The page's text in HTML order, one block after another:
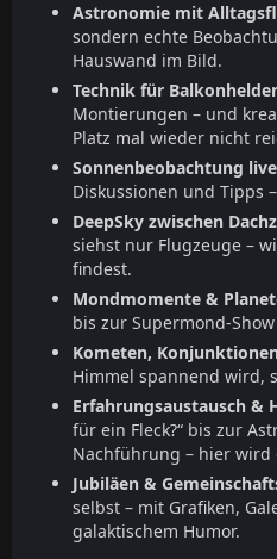
Astronomie mit
sondern echte
Hauswand im Bild.
Technik für
Montierungen – und
Platz mal wieder nicht
Sonnenbeobachtung
Diskussionen und Tipps
DeepSky zwischen
siehst nur Flugzeuge –
findest.
Mondmomente &
bis zur Supermond-
Kometen,
Himmel spannend wird,
Erfahrungsaustausch &
für ein Fleck?“ bis zur
Nachführung – hier wird
Jubiläen &
selbst – mit Grafiken,
galaktischem Humor.